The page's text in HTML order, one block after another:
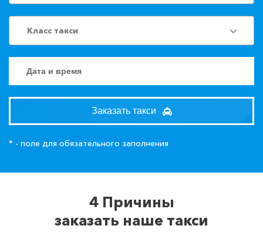
Класс такси
Заказать такси
* - поле для обязательного заполнения
4 Причины
заказать наше такси